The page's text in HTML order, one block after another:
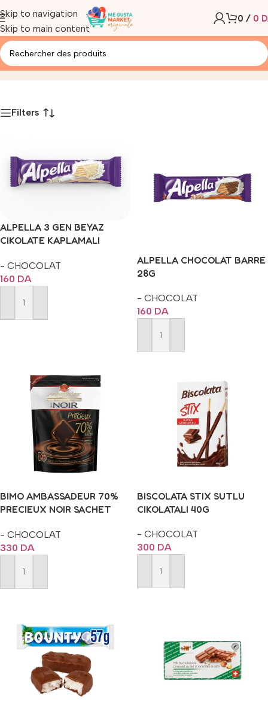
Skip to navigation
Skip to main content
0 / 0
- CHOCOLATAccueil/Produit
Filters
ALPELLA 3 GEN BEYAZ
CIKOLATE KAPLAMALI
- CHOCOLAT
160 DA
Ajouter Au Panier
ALPELLA CHOCOLAT BARRE
28G
- CHOCOLAT
160 DA
Ajouter Au Panier
BIMO AMBASSADEUR 70%
PRECIEUX NOIR SACHET
- CHOCOLAT
330 DA
Ajouter Au Panier
BISCOLATA STIX SUTLU
CIKOLATALI 40G
- CHOCOLAT
300 DA
Ajouter Au Panier